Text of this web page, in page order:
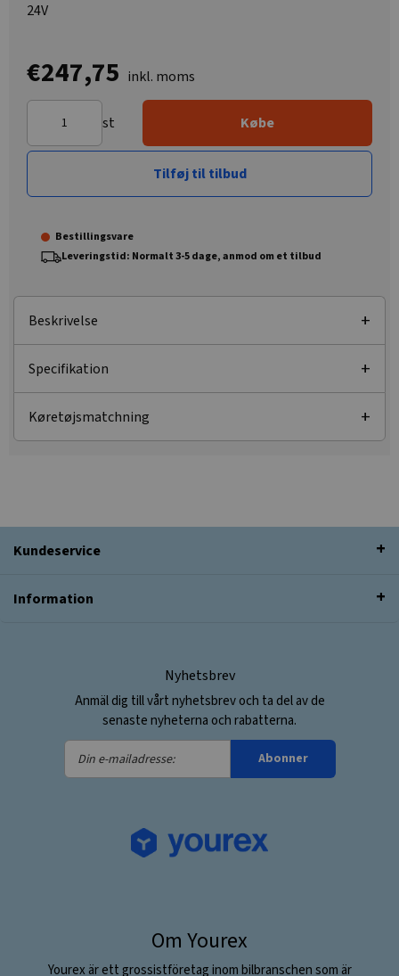
24V
€247,75 inkl. moms
st Købe
Tilføj til tilbud
Bestillingsvare
Leveringstid: Normalt 3-5 dage, anmod om et tilbud
Beskrivelse
Specifikation
Køretøjsmatchning
Kundeservice
Information
Nyhetsbrev
Anmäl dig till vårt nyhetsbrev och ta del av de
senaste nyheterna och rabatterna.
Din
e-
Abonner
Om Yourex
Yourex är ett grossistföretag inom bilbranschen som är